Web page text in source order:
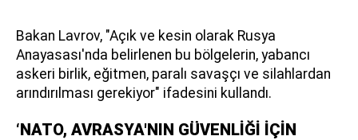
Bakan Lavrov, "Açık ve kesin olarak Rusya
Anayasası'nda belirlenen bu bölgelerin, yabancı
askeri birlik, eğitmen, paralı savaşçı ve silahlardan
arındırılması gerekiyor" ifadesini kullandı.
‘NATO, AVRASYA'NIN GÜVENLİĞİ İÇİN